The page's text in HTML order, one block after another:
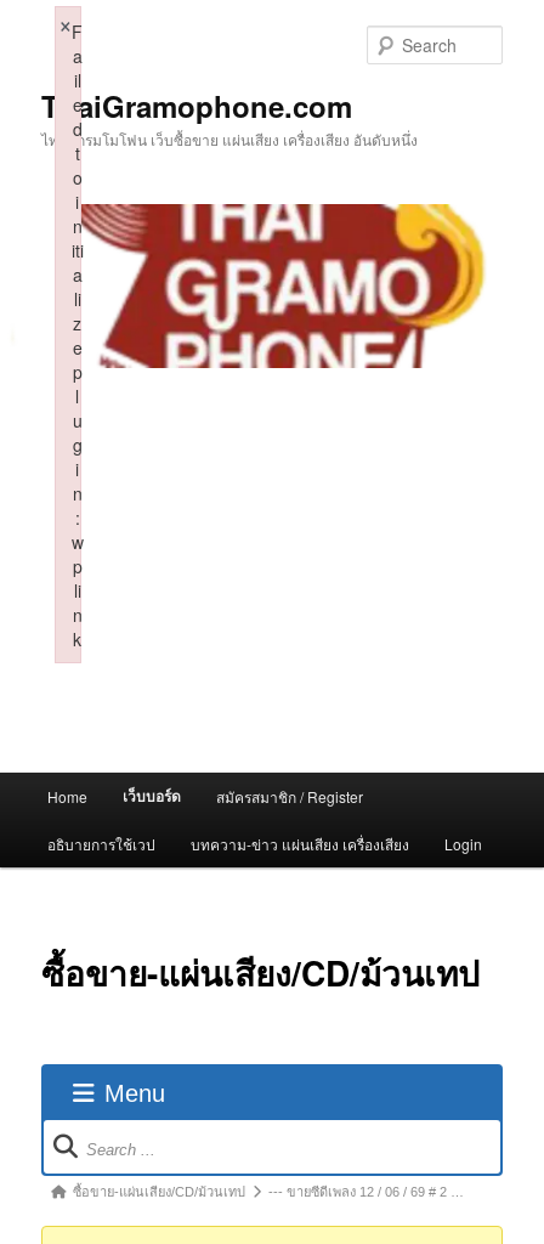
ThaiGramophone.com
ไทยแกรมโมโฟน เว็บซื้อขาย แผ่นเสียง เครื่องเสียง อันดับหนึ่ง
Home เว็บบอร์ด สมัครสมาชิก / Register
อธิบายการใช้เวป บทความ-ข่าว แผ่นเสียง เครื่องเสียง Login
ซื้อขาย-แผ่นเสียง/CD/ม้วนเทป
Menu
Forum
Navigation
Forumซื้อขาย-แผ่นเสียง/CD/ม้วนเทป --- ขายซีดีเพลง 12 / 06 / 69 # 2 …
F
a
il
e
d
t
o
i
n
iti
a
li
z
e
p
l
u
g
i
n
:
w
p
li
n
k
×
Failed to initialize plugin: wplink